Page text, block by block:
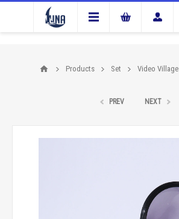
Products Set Video Village
PREV NEXT